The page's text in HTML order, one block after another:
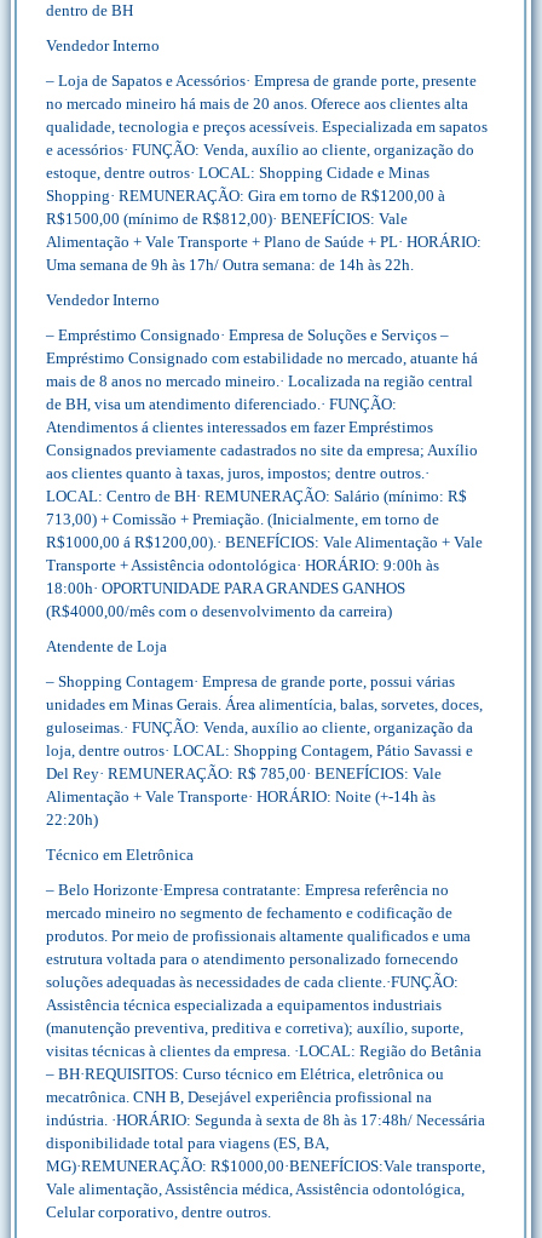
dentro de BH
Vendedor Interno
– Loja de Sapatos e Acessórios· Empresa de grande porte, presente
no mercado mineiro há mais de 20 anos. Oferece aos clientes alta
qualidade, tecnologia e preços acessíveis. Especializada em sapatos
e acessórios· FUNÇÃO: Venda, auxílio ao cliente, organização do
estoque, dentre outros· LOCAL: Shopping Cidade e Minas
Shopping· REMUNERAÇÃO: Gira em torno de R$1200,00 à
R$1500,00 (mínimo de R$812,00)· BENEFÍCIOS: Vale
Alimentação + Vale Transporte + Plano de Saúde + PL· HORÁRIO:
Uma semana de 9h às 17h/ Outra semana: de 14h às 22h.
Vendedor Interno
– Empréstimo Consignado· Empresa de Soluções e Serviços –
Empréstimo Consignado com estabilidade no mercado, atuante há
mais de 8 anos no mercado mineiro.· Localizada na região central
de BH, visa um atendimento diferenciado.· FUNÇÃO:
Atendimentos á clientes interessados em fazer Empréstimos
Consignados previamente cadastrados no site da empresa; Auxílio
aos clientes quanto à taxas, juros, impostos; dentre outros.·
LOCAL: Centro de BH· REMUNERAÇÃO: Salário (mínimo: R$
713,00) + Comissão + Premiação. (Inicialmente, em torno de
R$1000,00 á R$1200,00).· BENEFÍCIOS: Vale Alimentação + Vale
Transporte + Assistência odontológica· HORÁRIO: 9:00h às
18:00h· OPORTUNIDADE PARA GRANDES GANHOS
(R$4000,00/mês com o desenvolvimento da carreira)
Atendente de Loja
– Shopping Contagem· Empresa de grande porte, possui várias
unidades em Minas Gerais. Área alimentícia, balas, sorvetes, doces,
guloseimas.· FUNÇÃO: Venda, auxílio ao cliente, organização da
loja, dentre outros· LOCAL: Shopping Contagem, Pátio Savassi e
Del Rey· REMUNERAÇÃO: R$ 785,00· BENEFÍCIOS: Vale
Alimentação + Vale Transporte· HORÁRIO: Noite (+-14h às
22:20h)
Técnico em Eletrônica
– Belo Horizonte·Empresa contratante: Empresa referência no
mercado mineiro no segmento de fechamento e codificação de
produtos. Por meio de profissionais altamente qualificados e uma
estrutura voltada para o atendimento personalizado fornecendo
soluções adequadas às necessidades de cada cliente.·FUNÇÃO:
Assistência técnica especializada a equipamentos industriais
(manutenção preventiva, preditiva e corretiva); auxílio, suporte,
visitas técnicas à clientes da empresa. ·LOCAL: Região do Betânia
– BH·REQUISITOS: Curso técnico em Elétrica, eletrônica ou
mecatrônica. CNH B, Desejável experiência profissional na
indústria. ·HORÁRIO: Segunda à sexta de 8h às 17:48h/ Necessária
disponibilidade total para viagens (ES, BA,
MG)·REMUNERAÇÃO: R$1000,00·BENEFÍCIOS:Vale transporte,
Vale alimentação, Assistência médica, Assistência odontológica,
Celular corporativo, dentre outros.